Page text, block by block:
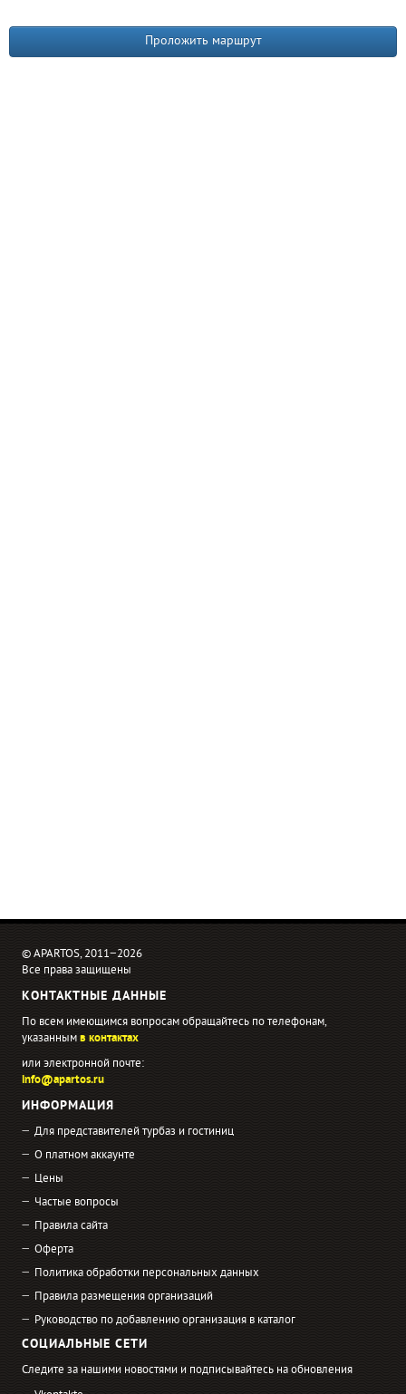
Проложить маршрут
© APARTOS, 2011−2026
Все права защищены
КОНТАКТНЫЕ ДАННЫЕ
По всем имеющимся вопросам обращайтесь по телефонам,
указаннымв контактах
или электронной почте:
info@apartos.ru
ИНФОРМАЦИЯ
Для представителей турбаз и гостиниц
О платном аккаунте
Цены
Частые вопросы
Правила сайта
Оферта
Политика обработки персональных данных
Правила размещения организаций
Руководство по добавлению организация в каталог
СОЦИАЛЬНЫЕ СЕТИ
Следите за нашими новостями и подписывайтесь на обновления